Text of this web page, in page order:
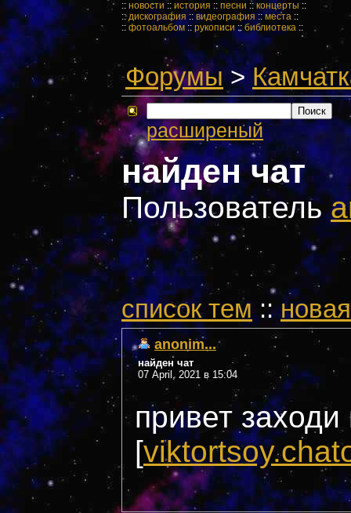
:: новости :: история :: песни :: концерты ::
::дискография :: видеография ::места ::
:: фотоальбом::рукописи::библиотека ::
Форумы>
расширеный
найден чат
Пользователь
cписок тем::
anonim...
найден чат
07 April, 2021 в 15:04
привет
[